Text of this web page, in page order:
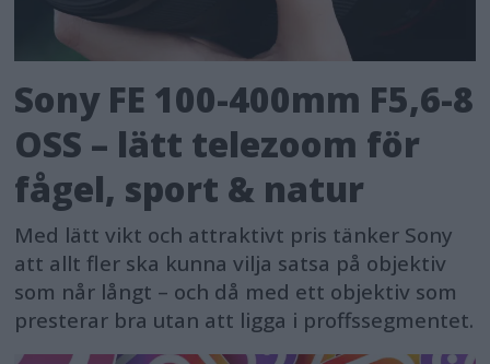
Sony FE 100-400mm F5,6-8
OSS – lätt telezoom för
fågel, sport & natur
Med lätt vikt och attraktivt pris tänker Sony
att allt fler ska kunna vilja satsa på objektiv
som når långt – och då med ett objektiv som
presterar bra utan att ligga i proffssegmentet.